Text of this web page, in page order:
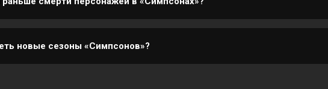
в 11 сезоне умерла Мод Фландерс, что повлияло на развитие её
новые сезоны «Симпсонов»?